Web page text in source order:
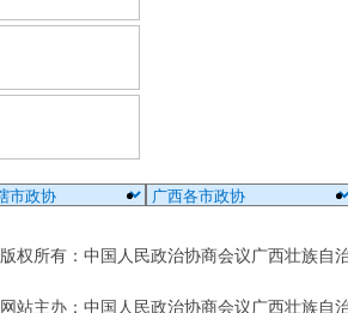
版权所有：中国人民政治协商会议广西壮族自
网站主办：中国人民政治协商会议广西壮族自